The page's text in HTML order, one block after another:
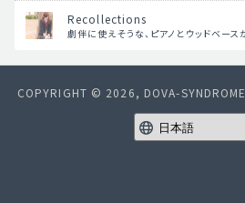
Recollections
劇伴に使えそうな、ピアノとウッドベー
COPYRIGHT © 2026, DOVA-